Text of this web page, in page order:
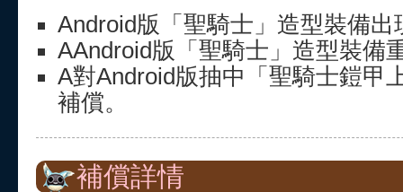
Android版「聖騎士」造型裝備出
AAndroid版「聖騎士」造型裝備
A對Android版抽中「聖騎士鎧甲
補償。
補償詳情